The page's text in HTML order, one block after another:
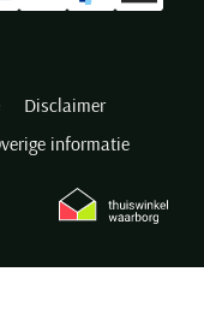
Disclaimer
informatie